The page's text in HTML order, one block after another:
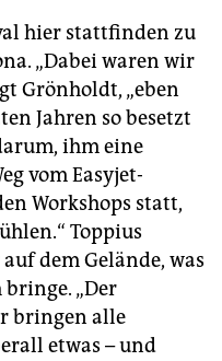
hier stattfinden zu
„Dabei waren wir
Grönholdt, „eben
Jahren so besetzt
ihm eine
vom Easyjet-
Workshops statt,
Toppius
dem Gelände, was
„Der
bringen alle
etwas – und